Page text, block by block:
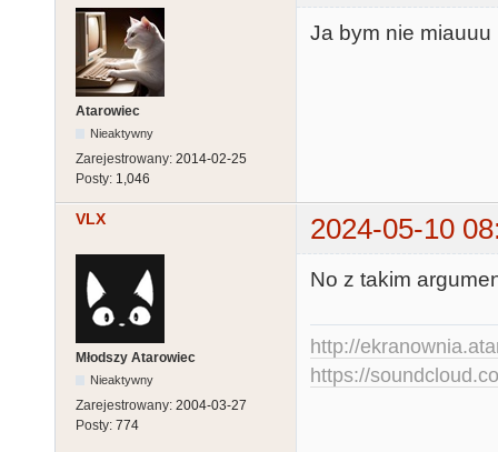
Atarowiec
Nieaktywny
Zarejestrowany: 2014-02-25
Posty: 1,046
Ja bym nie miauuu
VLX 2024-05-10
Młodszy Atarowiec
Nieaktywny
Zarejestrowany: 2004-03-27
Posty: 774
No z takim
http://
https://